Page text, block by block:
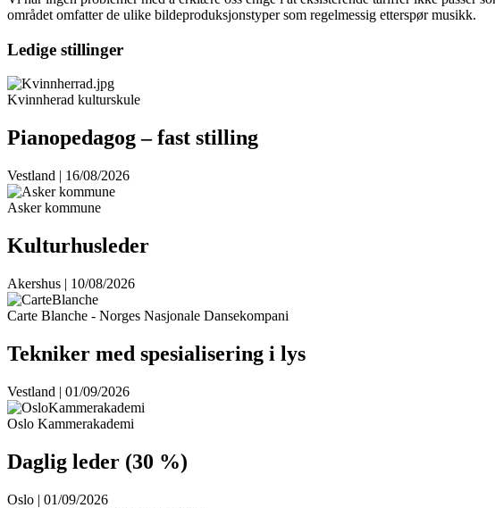
området omfatter de ulike bildeproduksjonstyper som regelmessig etterspør musikk.
Ledige stillinger
Kvinnherad kulturskule
Pianopedagog – fast stilling
Vestland | 16/08/2026
Asker kommune
Kulturhusleder
Akershus | 10/08/2026
Carte Blanche - Norges Nasjonale Dansekompani
Tekniker med spesialisering i lys
Vestland | 01/09/2026
Oslo Kammerakademi
Daglig leder (30 %)
Oslo | 01/09/2026